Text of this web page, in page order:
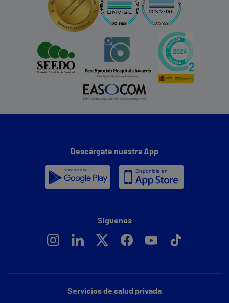
Servicios de salud privada
Descárgate nuestra App
Síguenos